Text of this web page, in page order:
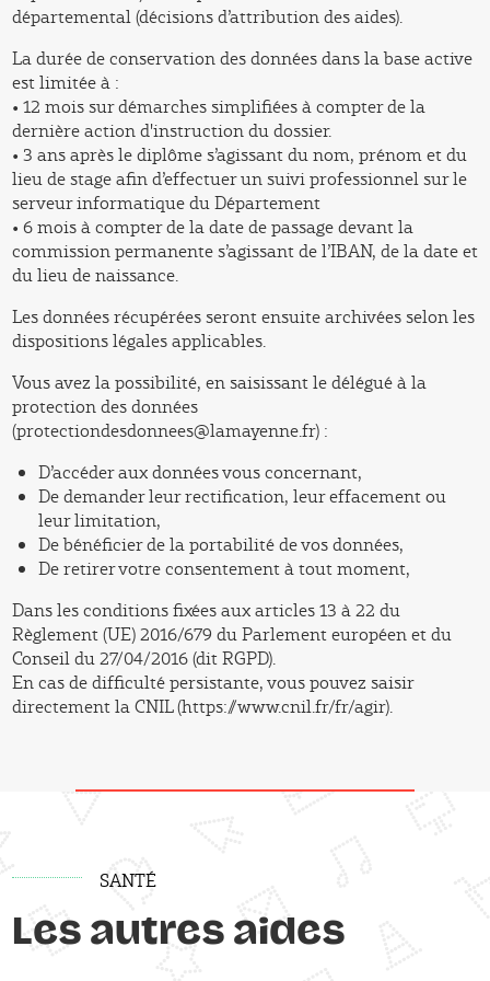
départemental (décisions d’attribution des aides).
La durée de conservation des données dans la base active
est limitée à :
• 12 mois sur démarches simplifiées à compter de la
dernière action d'instruction du dossier.
• 3 ans après le diplôme s’agissant du nom, prénom et du
lieu de stage afin d’effectuer un suivi professionnel sur le
serveur informatique du Département
• 6 mois à compter de la date de passage devant la
commission permanente s’agissant de l’IBAN, de la date et
du lieu de naissance.
Les données récupérées seront ensuite archivées selon les
dispositions légales applicables.
Vous avez la possibilité, en saisissant le délégué à la
protection des données
(protectiondesdonnees@lamayenne.fr) :
D’accéder aux données vous concernant,
De demander leur rectification, leur effacement ou
leur limitation,
De bénéficier de la portabilité de vos données,
De retirer votre consentement à tout moment,
Dans les conditions fixées aux articles 13 à 22 du
Règlement (UE) 2016/679 du Parlement européen et du
Conseil du 27/04/2016 (dit RGPD).
En cas de difficulté persistante, vous pouvez saisir
directement la CNIL (https://www.cnil.fr/fr/agir).
SANTÉ
Les autres aides